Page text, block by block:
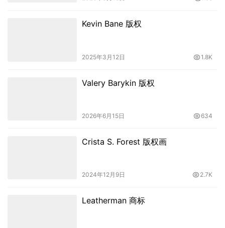
Kevin Bane 版权
2025年3月12日 1.8K
Valery Barykin 版权
2026年6月15日 634
Crista S. Forest 版权画
2024年12月9日 2.7K
Leatherman 商标